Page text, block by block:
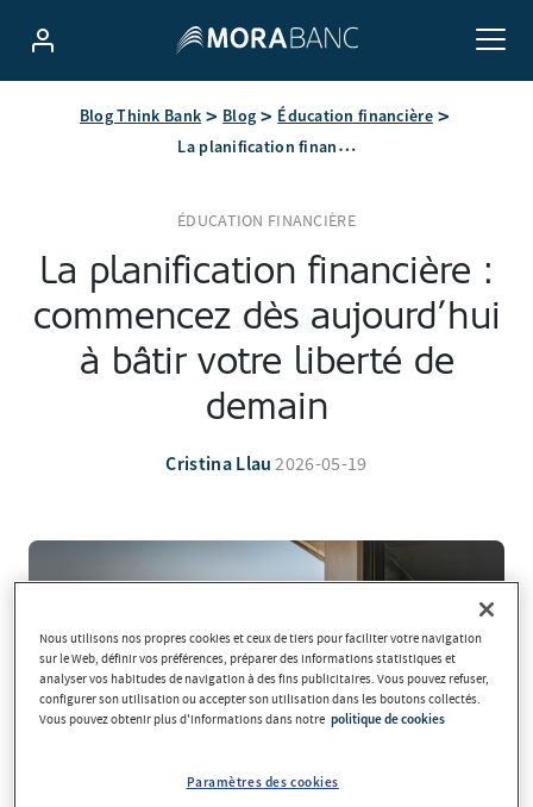
Blog Think Bank Blog Éducation financière
La planification financière : commencez dès aujourd’hui à bâtir votre liberté de demain
ÉDUCATION FINANCIÈRE
La planification financière :
commencez dès aujourd’hui
à bâtir votre liberté de
demain
Cristina Llau 2026-05-19
Nous utilisons nos propres cookies et ceux de tiers pour faciliter votre navigation
sur le Web, définir vos préférences, préparer des informations statistiques et
analyser vos habitudes de navigation à des fins publicitaires. Vous pouvez refuser,
configurer son utilisation ou accepter son utilisation dans les boutons collectés.
Vous pouvez obtenir plus d'informations dans notre politique de cookies
Paramètres des cookies